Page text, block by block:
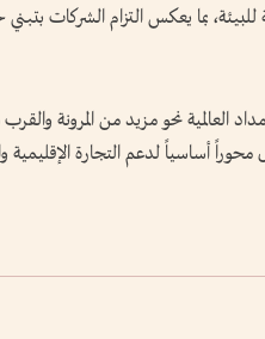
بما يعكس التزام الشركات
نحو مزيد من المرونة
أساسياً لدعم التجارة الإقليمية